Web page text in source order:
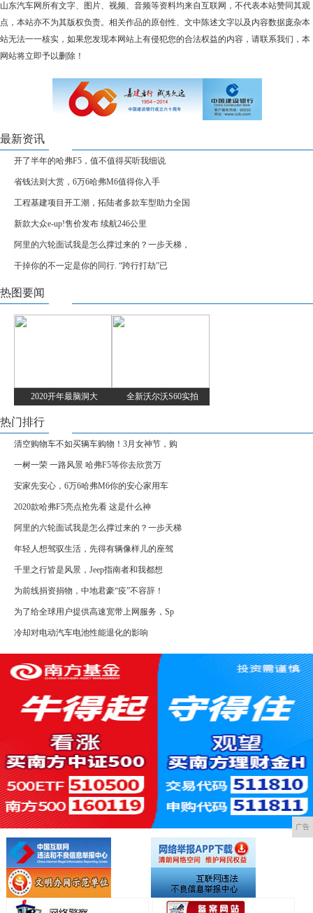
山东汽车网所有文字、图片、视频、音频等资料均来自互联网，不代表本站赞同其观
点，本站亦不为其版权负责。相关作品的原创性、文中陈述文字以及内容数据庞杂本
站无法一一核实，如果您发现本网站上有侵犯您的合法权益的内容，请联系我们，本
网站将立即予以删除！
最新资讯
开了半年的哈弗F5，值不值得买听我细说
省钱法则大赏，6万6哈弗M6值得你入手
工程基建项目开工潮，拓陆者多款车型助力全国
新款大众e-up!售价发布 续航246公里
阿里的六轮面试我是怎么撑过来的？一步天梯，
干掉你的不一定是你的同行. “跨行打劫”已
热图要闻
2020开年最脑洞大 全新沃尔沃S60实拍
热门排行
清空购物车不如买辆车购物！3月女神节，购
一树一荣 一路风景 哈弗F5等你去欣赏万
安家先安心，6万6哈弗M6你的安心家用车
2020款哈弗F5亮点抢先看 这是什么神
阿里的六轮面试我是怎么撑过来的？一步天梯
年轻人想驾驭生活，先得有辆像样儿的座驾
千里之行皆是风景，Jeep指南者和我都想
为前线捐资捐物，中地君豪“疫”不容辞！
为了给全球用户提供高速宽带上网服务，Sp
冷却对电动汽车电池性能退化的影响
广告